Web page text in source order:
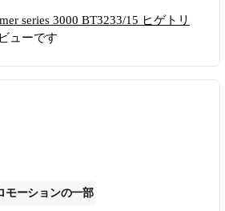
series 3000 BT3233/15 ヒゲトリ
ューです
モーションの一部